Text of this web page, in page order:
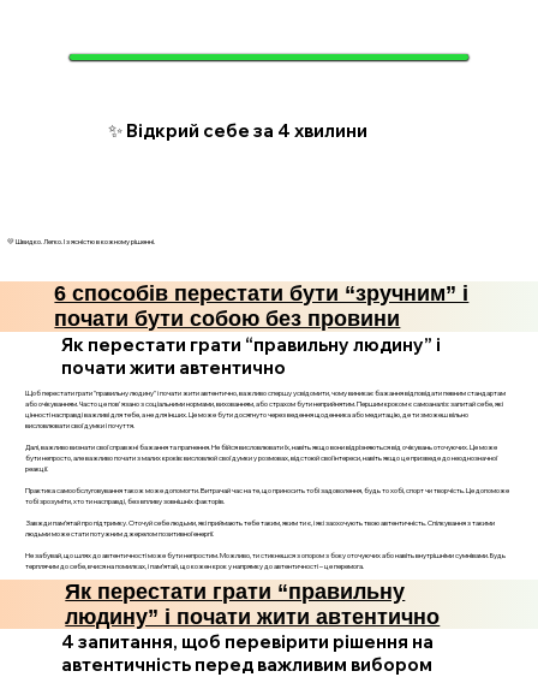
✨ Відкрий себе за 4 хвилини
💛 Швидко. Легко. І з ясністю в кожному рішенні.
6 способів перестати бути “зручним” і
почати бути собою без провини
Як перестати грати “правильну людину” і
почати жити автентично
Щоб перестати грати "правильну людину" і почати жити автентично, важливо спершу усвідомити, чому виникає бажання відповідати певним стандартам
або очікуванням. Часто це пов'язано з соціальними нормами, вихованням, або страхом бути неприйнятим. Першим кроком є самоаналіз: запитай себе, які
цінності насправді важливі для тебе, а не для інших. Це може бути досягнуто через ведення щоденника або медитацію, де ти зможеш вільно
висловлювати свої думки і почуття.
Далі, важливо визнати свої справжні бажання та прагнення. Не бійся висловлювати їх, навіть якщо вони відрізняються від очікувань оточуючих. Це може
бути непросто, але важливо почати з малих кроків: висловлюй свої думки у розмовах, відстоюй свої інтереси, навіть якщо це призведе до неоднозначної
реакції.
Практика самообслуговування також може допомогти. Витрачай час на те, що приносить тобі задоволення, будь то хобі, спорт чи творчість. Це допоможе
тобі зрозуміти, хто ти насправді, без впливу зовнішніх факторів.
Завжди пам’ятай про підтримку. Оточуй себе людьми, які приймають тебе таким, яким ти є, і які заохочують твою автентичність. Спілкування з такими
людьми може стати потужним джерелом позитивної енергії.
Не забувай, що шлях до автентичності може бути непростим. Можливо, ти стикнешся з опором з боку оточуючих або навіть внутрішніми сумнівами. Будь
терплячим до себе, вчися на помилках, і пам’ятай, що кожен крок у напрямку до автентичності – це перемога.
Як перестати грати “правильну
людину” і почати жити автентично
4 запитання, щоб перевірити рішення на
автентичність перед важливим вибором